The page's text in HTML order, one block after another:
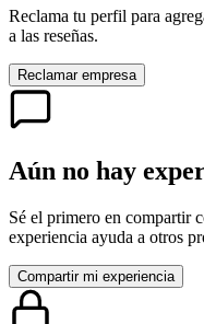
Reclama tu perfil para
a las reseñas.
Reclamar empresa
Aún no hay
Sé el primero en compartir
experiencia ayuda a otros
Compartir mi experiencia